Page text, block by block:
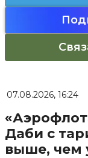
07.08.2026, 16:24
Даби с
выше, чем